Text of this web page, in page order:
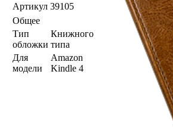
Артикул 39105
Общее
Тип
обложки
Книжного
типа
Для
модели
Amazon
Kindle 4